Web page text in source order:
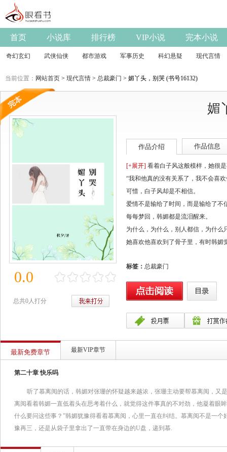
首页 小说库 排行榜 VIP小说 完本小说
奇幻玄幻 武侠仙侠 都市游戏 军事历史 科幻悬疑 现代言情
当前位置： 网站首页 > 现代言情 > 总裁豪门 > 媚丫头，别哭 (书号16132)
0.0
总共0人打分
媚
作品介绍 作品信息
[+展开] 看着白子风这般模样，她很
“我和他真的没有关系了，我不会喜
可惜，白子风却是不相信。
爱情不是输给了时间，而是输给了不
每每梦回，韩媚都是流泪醒来。
为什么，为什么，别人都信，为什么
她喜欢他喜欢到了骨子里，有时韩媚
但是，事实是残酷的。
当多年之后，韩媚以为把那一个伤感
爱不会像河流一样，永远的流淌。
而命中注定的人，也来到了韩媚的面
标签： 总裁豪门
最新免费章节 最新VIP章节
第二十章 快乐吗
听了慕离阅的话，韩媚对张珊的怀疑越来越浓，张珊主动要帮慕离阅，又
离阅看着韩媚一直低着头在思考着什么，就觉得这件事真的不对劲，他凝着眼
什么要问这些事？”韩媚犹豫得看着慕离阅，心里一直在纠结。慕离阅不是一
豫再三，还是从袋子里拿出了一直带在身边的U盘，递到慕.